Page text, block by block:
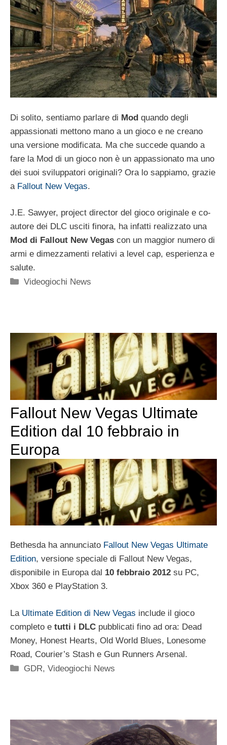
Di solito, sentiamo parlare di Mod quando degli
appassionati mettono mano a un gioco e ne creano
una versione modificata. Ma che succede quando a
fare la Mod di un gioco non è un appassionato ma uno
dei suoi sviluppatori originali? Ora lo sappiamo, grazie
a Fallout New Vegas.
J.E. Sawyer, project director del gioco originale e co-
autore dei DLC usciti finora, ha infatti realizzato una
Mod di Fallout New Vegas con un maggior numero di
armi e dimezzamenti relativi a level cap, esperienza e
salute.
Categorie
Videogiochi News
Fallout New Vegas Ultimate
Edition dal 10 febbraio in
Europa
Bethesda ha annunciato Fallout New Vegas Ultimate
Edition, versione speciale di Fallout New Vegas,
disponibile in Europa dal 10 febbraio 2012 su PC,
Xbox 360 e PlayStation 3.
La Ultimate Edition di New Vegas include il gioco
completo e tutti i DLC pubblicati fino ad ora: Dead
Money, Honest Hearts, Old World Blues, Lonesome
Road, Courier’s Stash e Gun Runners Arsenal.
Categorie
GDR,Videogiochi News